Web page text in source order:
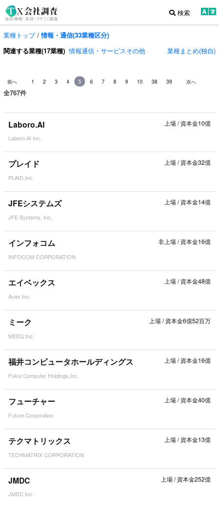
検索
業種トップ/情報・通信(33業種区分)
関連する業種(17業種) 情報通信・サービスその他 業種まとめ(独自)
前へ 1 2 3 4 5 6 7 8 9 10 38 39 次へ
全767件
Laboro.AI 上場/資本金10億
Laboro.AI Inc.
プレイド 上場/資本金32億
PLAID,Inc.
JFEシステムズ 上場/資本金14億
JFE Systems, Inc.
インフォコム 非上場/資本金16億
INFOCOM CORPORATION
エイベックス 上場/資本金48億
Avex Inc.
ミーク 上場/資本金6億52百万
MEEQ Inc.
福井コンピュータホールディングス 上場/資本金16億
Fukui Computer Holdings,Inc.
フューチャー 上場/資本金40億
Future Corporation
テクマトリックス 上場/資本金13億
TECHMATRIX CORPORATION
JMDC 上場/資本金252億
JMDC Inc.